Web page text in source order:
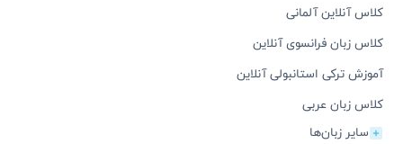
کلاس آنلاین آلمانی
کلاس زبان فرانسوی آنلاین
آموزش ترکی استانبولی آنلاین
کلاس زبان عربی
سایر زبان‌ها